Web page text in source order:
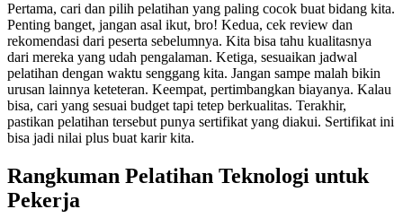
Pertama, cari dan pilih pelatihan yang paling cocok buat bidang kita.
Penting banget, jangan asal ikut, bro! Kedua, cek review dan
rekomendasi dari peserta sebelumnya. Kita bisa tahu kualitasnya
dari mereka yang udah pengalaman. Ketiga, sesuaikan jadwal
pelatihan dengan waktu senggang kita. Jangan sampe malah bikin
urusan lainnya keteteran. Keempat, pertimbangkan biayanya. Kalau
bisa, cari yang sesuai budget tapi tetep berkualitas. Terakhir,
pastikan pelatihan tersebut punya sertifikat yang diakui. Sertifikat ini
bisa jadi nilai plus buat karir kita.
Rangkuman Pelatihan Teknologi untuk
Pekerja